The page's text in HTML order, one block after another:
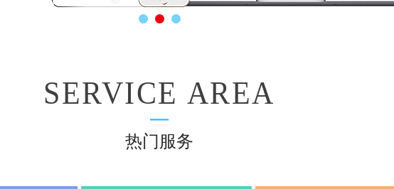
SERVICE AREA
热门服务